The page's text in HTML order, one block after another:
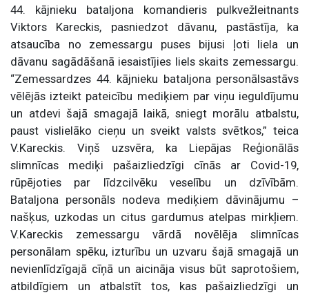
44. kājnieku bataljona komandieris pulkvežleitnants
Viktors Kareckis, pasniedzot dāvanu, pastāstīja, ka
atsaucība no zemessargu puses bijusi ļoti liela un
dāvanu sagādāšanā iesaistījies liels skaits zemessargu.
“Zemessardzes 44. kājnieku bataljona personālsastāvs
vēlējās izteikt pateicību mediķiem par viņu ieguldījumu
un atdevi šajā smagajā laikā, sniegt morālu atbalstu,
paust vislielāko cieņu un sveikt valsts svētkos,” teica
V.Kareckis. Viņš uzsvēra, ka Liepājas Reģionālās
slimnīcas mediķi pašaizliedzīgi cīnās ar Covid-19,
rūpējoties par līdzcilvēku veselību un dzīvībām.
Bataljona personāls nodeva mediķiem dāvinājumu –
našķus, uzkodas un citus gardumus atelpas mirkļiem.
V.Kareckis zemessargu vārdā novēlēja slimnīcas
personālam spēku, izturību un uzvaru šajā smagajā un
nevienlīdzīgajā cīņā un aicināja visus būt saprotošiem,
atbildīgiem un atbalstīt tos, kas pašaizliedzīgi un